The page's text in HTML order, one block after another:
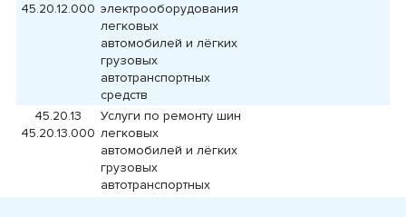
45.20.12.000 электрооборудования
легковых
автомобилей и лёгких
грузовых
автотранспортных
средств
45.20.13
45.20.13.000
Услуги по ремонту шин
легковых
автомобилей и лёгких
грузовых
автотранспортных